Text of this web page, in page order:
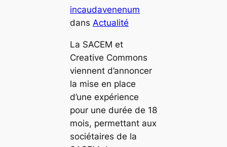
incaudavenenum
dans Actualité
La SACEM et
Creative Commons
viennent d’annoncer
la mise en place
d’une expérience
pour une durée de 18
mois, permettant aux
sociétaires de la